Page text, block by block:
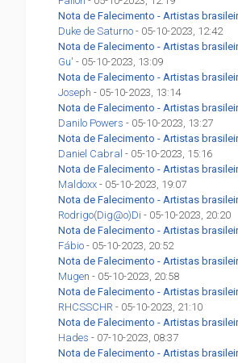
Nota de Falecimento - Artistas
Duke de Saturno - 05-10-2023, 12:42
Nota de Falecimento - Artistas
Gu' - 05-10-2023, 13:09
Nota de Falecimento - Artistas
Joseph - 05-10-2023, 13:14
Nota de Falecimento - Artistas
Danilo Powers - 05-10-2023, 13:27
Nota de Falecimento - Artistas
Daniel Cabral - 05-10-2023, 15:16
Nota de Falecimento - Artistas
Maldoxx - 05-10-2023, 19:07
Nota de Falecimento - Artistas
Rodrigo(Dig@o)Di - 05-10-2023, 20:20
Nota de Falecimento - Artistas
Fábio - 05-10-2023, 20:52
Nota de Falecimento - Artistas
Mugen - 05-10-2023, 20:58
Nota de Falecimento - Artistas
RHCSSCHR - 05-10-2023, 21:10
Nota de Falecimento - Artistas
Hades - 07-10-2023, 08:37
Nota de Falecimento - Artistas